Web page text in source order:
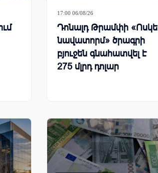
17:00 06/08/26
Դոնալդ Թրամփի «Ոսկե
նավատորմ» ծրագրի
բյուջեն գնահատվել է
275 մլրդ դոլար